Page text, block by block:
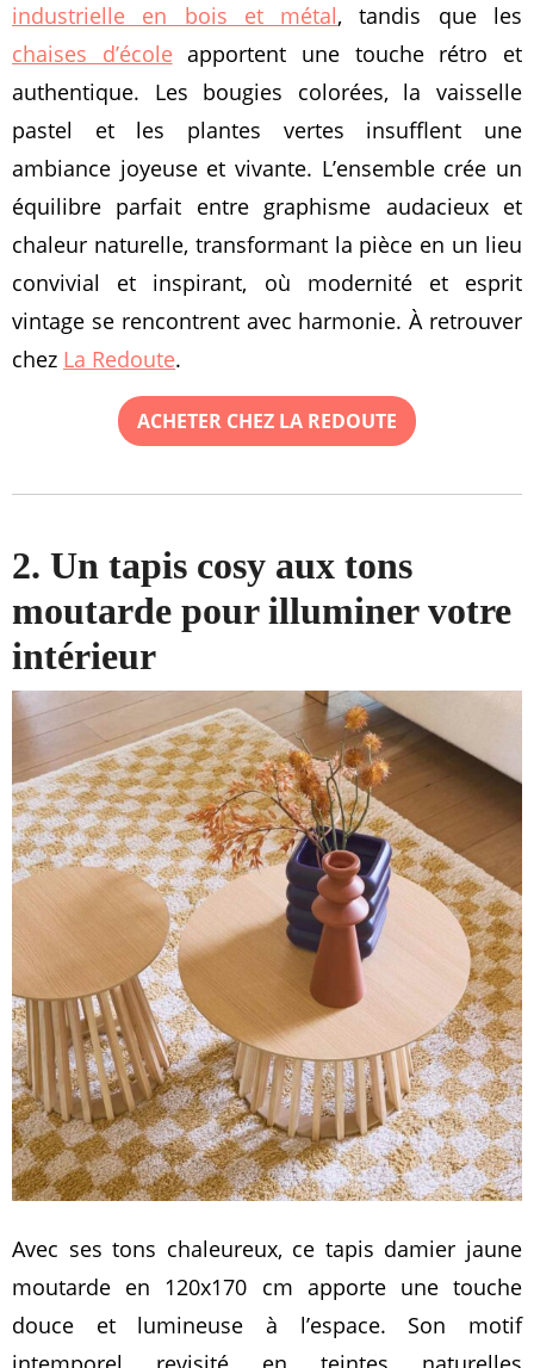
industrielle en bois et métal, tandis que les
chaises d’écoleapportent une touche rétro et
authentique. Les bougies colorées, la vaisselle
pastel et les plantes vertes insufflent une
ambiance joyeuse et vivante. L’ensemble crée un
équilibre parfait entre graphisme audacieux et
chaleur naturelle, transformant la pièce en un lieu
convivial et inspirant, où modernité et esprit
vintage se rencontrent avec harmonie. À retrouver
chez La Redoute.
ACHETER CHEZ LA REDOUTE
2. Un tapis cosy aux tons
moutarde pour illuminer votre
intérieur
Avec ses tons chaleureux, ce tapis damier jaune
moutarde en 120x170 cm apporte une touche
douce et lumineuse à l’espace. Son motif